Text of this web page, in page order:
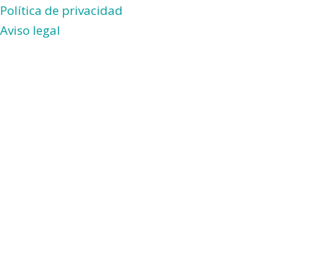
Política de privacidad
Aviso legal